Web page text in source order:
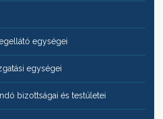
egységei
egységei
bizottságai és testületei